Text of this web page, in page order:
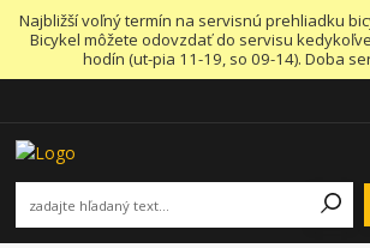
Najbližší voľný termín na servisnú prehliadku
Bicykel môžete odovzdať do servisu
hodín (ut-pia 11-19, so 09-14). Doba